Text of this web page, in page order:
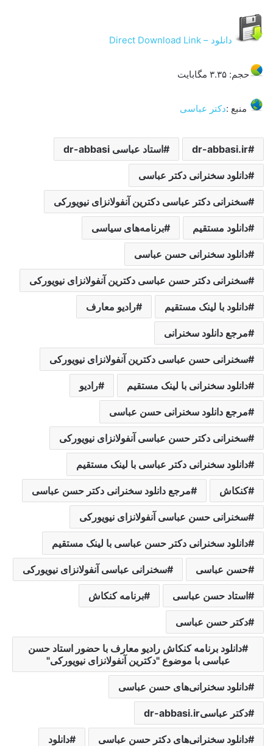
دانلود – Direct Download Link
حجم: ۳.۳۵ مگابایت
منبع :دکتر عباسی
dr-abbasi.ir استاد عباسی dr-abbasi
دانلود سخنرانی دکتر عباسی
سخنرانی دکتر عباسی دکترین آنفولانزای نیویورکی
دانلود مستقیم برنامه‌های سیاسی
دانلود سخنرانی حسن عباسی
سخنرانی دکتر حسن عباسی دکترین آنفولانزای نیویورکی
دانلود با لینک مستقیم رادیو معارف
مرجع دانلود سخنرانی
سخنرانی حسن عباسی دکترین آنفولانزای نیویورکی
دانلود سخنرانی با لینک مستقیم رادیو
مرجع دانلود سخنرانی حسن عباسی
سخنرانی دکتر حسن عباسی آنفولانزای نیویورکی
دانلود سخنرانی دکتر عباسی با لینک مستقیم
کنکاش مرجع دانلود سخنرانی دکتر حسن عباسی
سخنرانی حسن عباسی آنفولانزای نیویورکی
دانلود سخنرانی دکتر حسن عباسی با لینک مستقیم
حسن عباسی سخنرانی عباسی آنفولانزای نیویورکی
استاد حسن عباسی برنامه كنكاش
دکتر حسن عباسی
دانلود برنامه کنکاش رادیو معارف با حضور استاد حسن
عباسی با موضوع "دکترین آنفولانزای نیویورکی"
دانلود سخنرانی‌های حسن عباسی
دکتر عباسیdr-abbasi.ir
دانلود سخنرانی‌های دکتر حسن عباسی دانلود